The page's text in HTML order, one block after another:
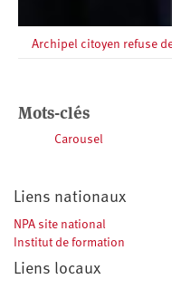
Archipel citoyen refuse
Mots-clés
Carousel
Liens nationaux
NPA site national
Institut de formation
Liens locaux